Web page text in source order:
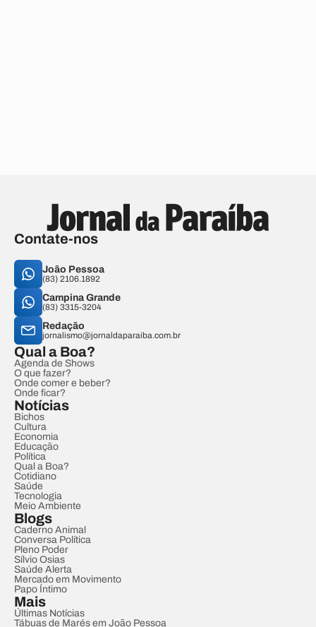
Contate-nos
João Pessoa
(83) 2106.1892
Campina Grande
(83) 3315-3204
Redação
jornalismo@jornaldaparaiba.com.br
Qual a Boa?
Agenda de Shows
O que fazer?
Onde comer e beber?
Onde ficar?
Notícias
Bichos
Cultura
Economia
Educação
Política
Qual a Boa?
Cotidiano
Saúde
Tecnologia
Meio Ambiente
Blogs
Caderno Animal
Conversa Política
Pleno Poder
Sílvio Osias
Saúde Alerta
Mercado em Movimento
Papo Íntimo
Mais
Últimas Notícias
Tábuas de Marés em João Pessoa